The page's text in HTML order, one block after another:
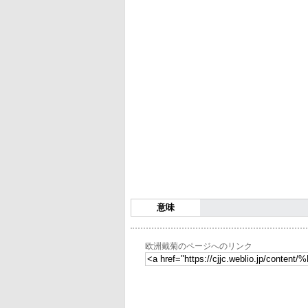
意味
欧洲戴菊のページへのリンク